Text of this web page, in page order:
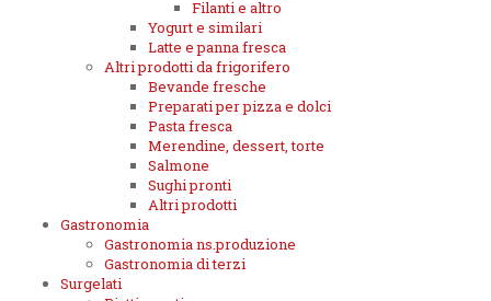
Filanti e altro
Yogurt e similari
Latte e panna fresca
Altri prodotti da frigorifero
Bevande fresche
Preparati per pizza e dolci
Pasta fresca
Merendine, dessert, torte
Salmone
Sughi pronti
Altri prodotti
Gastronomia
Gastronomia ns.produzione
Gastronomia di terzi
Surgelati